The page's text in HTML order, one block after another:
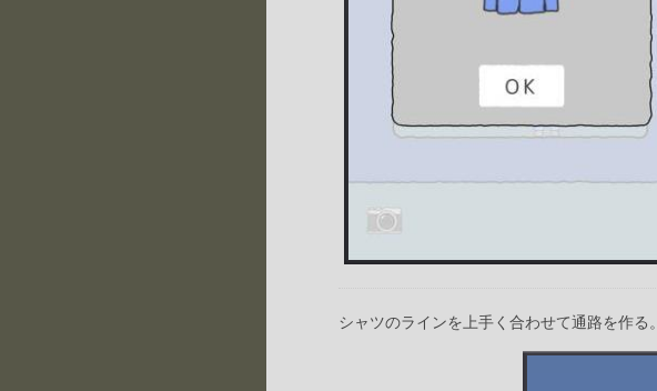
シャツのラインを上手く合わせて通路を作る。